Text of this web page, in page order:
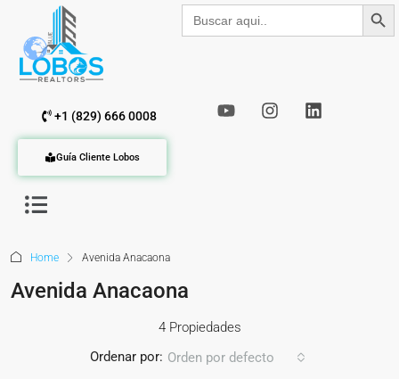
Buscar: Botón de
+1 (829) 666 0008
Guía Cliente Lobos
Home Avenida Anacaona
Avenida Anacaona
4 Propiedades
Ordenar por: Orden por defecto